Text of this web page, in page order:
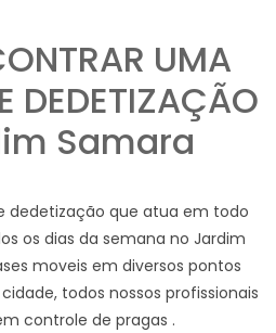
UMA
DEDETIZAÇÃO
Samara
dedetização que atua em todo
os dias da semana no Jardim
moveis em diversos pontos
todos nossos profissionais
controle de pragas .